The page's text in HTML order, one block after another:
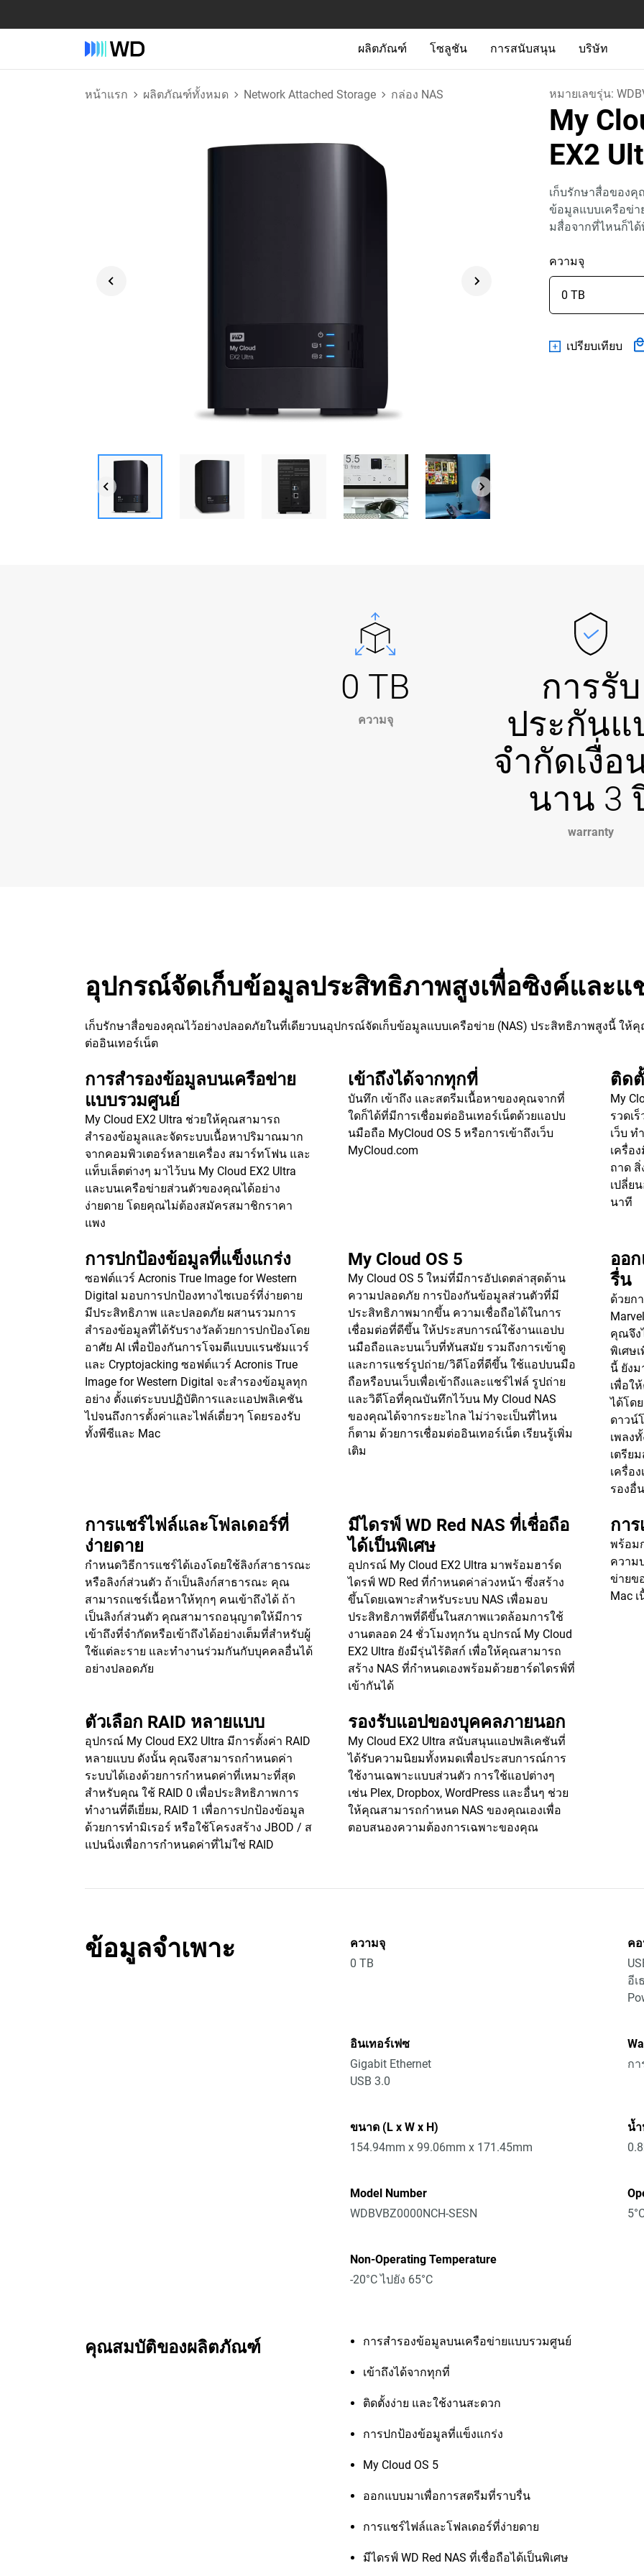
ผลิตภัณฑ์ โซลูชัน การสนับสนุน บริษัท
หน้าแรก ผลิตภัณฑ์ทั้งหมด Network Attached Storage กล่อง NAS หมายเลขรุ่น:
My
EX2
เก็บรักษาสื่อของคุ
ข้อมูลแบบเครือข่า
มสื่อจากที่ไหนก็ไ
ความจุ
เปรียบเทียบ
0 TB
ความจุ
การรับ
ประกันแ
จำกัดเงื่อ
นาน 3
warranty
อุปกรณ์จัดเก็บข้อมูลประสิทธิภาพสูงเพื่อซิงค์และแ
เก็บรักษาสื่อของคุณไว้อย่างปลอดภัยในที่เดียวบนอุปกรณ์จัดเก็บข้อมูลแบบเครือข่าย (NAS) ประสิทธิภาพสูงนี้ ให้
ต่ออินเทอร์เน็ต
การสำรองข้อมูลบนเครือข่าย
แบบรวมศูนย์
My Cloud EX2 Ultra ช่วยให้คุณสามารถ
สำรองข้อมูลและจัดระบบเนื้อหาปริมาณมาก
จากคอมพิวเตอร์หลายเครื่อง สมาร์ทโฟน และ
แท็บเล็ตต่างๆ มาไว้บน My Cloud EX2 Ultra
และบนเครือข่ายส่วนตัวของคุณได้อย่าง
ง่ายดาย โดยคุณไม่ต้องสมัครสมาชิกราคา
แพง
เข้าถึงได้จากทุกที่
บันทึก เข้าถึง และสตรีมเนื้อหาของคุณจากที่
ใดก็ได้ที่มีการเชื่อมต่ออินเทอร์เน็ตด้วยแอปบ
นมือถือ MyCloud OS 5 หรือการเข้าถึงเว็บ
MyCloud.com
ติด
My
รวดเ
เว็บ ท
เครื่อ
ถาด
เปลี่ย
นาที
การปกป้องข้อมูลที่แข็งแกร่ง
ซอฟต์แวร์ Acronis True Image for Western
Digital มอบการปกป้องทางไซเบอร์ที่ง่ายดาย
มีประสิทธิภาพ และปลอดภัย ผสานรวมการ
สำรองข้อมูลที่ได้รับรางวัลด้วยการปกป้องโดย
อาศัย AI เพื่อป้องกันการโจมตีแบบแรนซัมแวร์
และ Cryptojacking ซอฟต์แวร์ Acronis True
Image for Western Digital จะสำรองข้อมูลทุก
อย่าง ตั้งแต่ระบบปฏิบัติการและแอปพลิเคชัน
ไปจนถึงการตั้งค่าและไฟล์เดี่ยวๆ โดยรองรับ
ทั้งพีซีและ Mac
My Cloud OS 5
My Cloud OS 5 ใหม่ที่มีการอัปเดตล่าสุดด้าน
ความปลอดภัย การป้องกันข้อมูลส่วนตัวที่มี
ประสิทธิภาพมากขึ้น ความเชื่อถือได้ในการ
เชื่อมต่อที่ดีขึ้น ให้ประสบการณ์ใช้งานแอปบ
นมือถือและบนเว็บที่ทันสมัย รวมถึงการเข้าดู
และการแชร์รูปถ่าย/วิดีโอที่ดีขึ้น ใช้แอปบนมือ
ถือหรือบนเว็บเพื่อเข้าถึงและแชร์ไฟล์ รูปถ่าย
และวิดีโอที่คุณบันทึกไว้บน My Cloud NAS
ของคุณได้จากระยะไกล ไม่ว่าจะเป็นที่ไหน
ก็ตาม ด้วยการเชื่อมต่ออินเทอร์เน็ต เรียนรู้เพิ่ม
เติม
ออ
รื่น
ด้วยก
คุณจึง
พิเศษ
นี้ ยังม
เพื่อใ
ได้โด
ดาวน์
เพลง
เตรีย
เครื่อ
รองอื่
การแชร์ไฟล์และโฟลเดอร์ที่
ง่ายดาย
กำหนดวิธีการแชร์ได้เองโดยใช้ลิงก์สาธารณะ
หรือลิงก์ส่วนตัว ถ้าเป็นลิงก์สาธารณะ คุณ
สามารถแชร์เนื้อหาให้ทุกๆ คนเข้าถึงได้ ถ้า
เป็นลิงก์ส่วนตัว คุณสามารถอนุญาตให้มีการ
เข้าถึงที่จำกัดหรือเข้าถึงได้อย่างเต็มที่สำหรับผู้
ใช้แต่ละราย และทำงานร่วมกันกับบุคคลอื่นได้
อย่างปลอดภัย
มีไดรฟ์ WD Red NAS ที่เชื่อถือ
ได้เป็นพิเศษ
อุปกรณ์ My Cloud EX2 Ultra มาพร้อมฮาร์ด
ไดรฟ์ WD Red ที่กำหนดค่าล่วงหน้า ซึ่งสร้าง
ขึ้นโดยเฉพาะสำหรับระบบ NAS เพื่อมอบ
ประสิทธิภาพที่ดีขึ้นในสภาพแวดล้อมการใช้
งานตลอด 24 ชั่วโมงทุกวัน อุปกรณ์ My Cloud
EX2 Ultra ยังมีรุ่นไร้ดิสก์ เพื่อให้คุณสามารถ
สร้าง NAS ที่กำหนดเองพร้อมด้วยฮาร์ดไดรฟ์ที่
เข้ากันได้
การ
พร้อม
ความ
ข่ายข
Mac
ตัวเลือก RAID หลายแบบ
อุปกรณ์ My Cloud EX2 Ultra มีการตั้งค่า RAID
หลายแบบ ดังนั้น คุณจึงสามารถกำหนดค่า
ระบบได้เองด้วยการกำหนดค่าที่เหมาะที่สุด
สำหรับคุณ ใช้ RAID 0 เพื่อประสิทธิภาพการ
ทำงานที่ดีเยี่ยม, RAID 1 เพื่อการปกป้องข้อมูล
ด้วยการทำมิเรอร์ หรือใช้โครงสร้าง JBOD / ส
แปนนิ่งเพื่อการกำหนดค่าที่ไม่ใช่ RAID
รองรับแอปของบุคคลภายนอก
My Cloud EX2 Ultra สนับสนุนแอปพลิเคชันที่
ได้รับความนิยมทั้งหมดเพื่อประสบการณ์การ
ใช้งานเฉพาะแบบส่วนตัว การใช้แอปต่างๆ
เช่น Plex, Dropbox, WordPress และอื่นๆ ช่วย
ให้คุณสามารถกำหนด NAS ของคุณเองเพื่อ
ตอบสนองความต้องการเฉพาะของคุณ
ข้อมูลจำเพาะ
ความจุ
0 TB
คอ
อีเ
อินเทอร์เฟซ
Gigabit Ethernet
USB 3.0
ก
ขนาด (L x W x H)
154.94mm x 99.06mm x 171.45mm
น้
Model Number
WDBVBZ0000NCH-SESN
Non-Operating Temperature
-20°C ไปยัง 65°C
คุณสมบัติของผลิตภัณฑ์ การสำรองข้อมูลบนเครือข่ายแบบรวมศูนย์
เข้าถึงได้จากทุกที่
ติดตั้งง่าย และใช้งานสะดวก
การปกป้องข้อมูลที่แข็งแกร่ง
My Cloud OS 5
ออกแบบมาเพื่อการสตรีมที่ราบรื่น
การแชร์ไฟล์และโฟลเดอร์ที่ง่ายดาย
มีไดรฟ์ WD Red NAS ที่เชื่อถือได้เป็นพิเศษ